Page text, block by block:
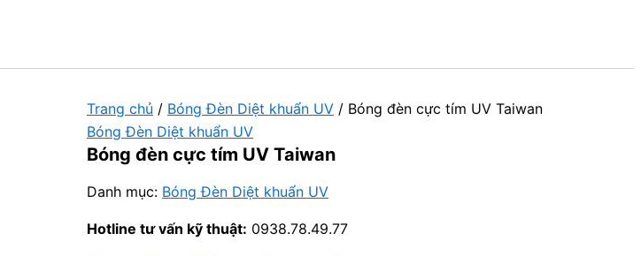
Trang chủ / Bóng Đèn Diệt khuẩn UV / Bóng đèn cực tím UV Taiwan
Bóng Đèn Diệt khuẩn UV
Bóng đèn cực tím UV Taiwan
Danh mục: Bóng Đèn Diệt khuẩn UV
Hotline tư vấn kỹ thuật: 0938.78.49.77